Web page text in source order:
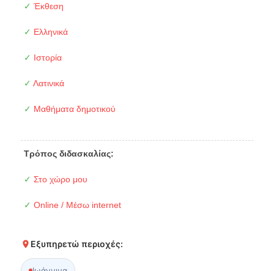
✓ Έκθεση
✓ Ελληνικά
✓ Ιστορία
✓ Λατινικά
✓ Μαθήματα δημοτικού
Τρόπος διδασκαλίας:
✓ Στο χώρο μου
✓ Online / Μέσω internet
Εξυπηρετώ περιοχές: